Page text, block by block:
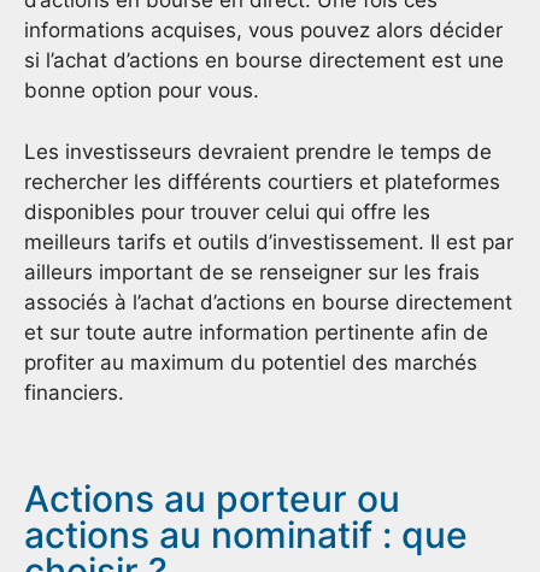
informations acquises, vous pouvez alors décider
si l’achat d’actions en bourse directement est une
bonne option pour vous.
Les investisseurs devraient prendre le temps de
rechercher les différents courtiers et plateformes
disponibles pour trouver celui qui offre les
meilleurs tarifs et outils d’investissement. Il est par
ailleurs important de se renseigner sur les frais
associés à l’achat d’actions en bourse directement
et sur toute autre information pertinente afin de
profiter au maximum du potentiel des marchés
financiers.
Actions au porteur ou
actions au nominatif : que